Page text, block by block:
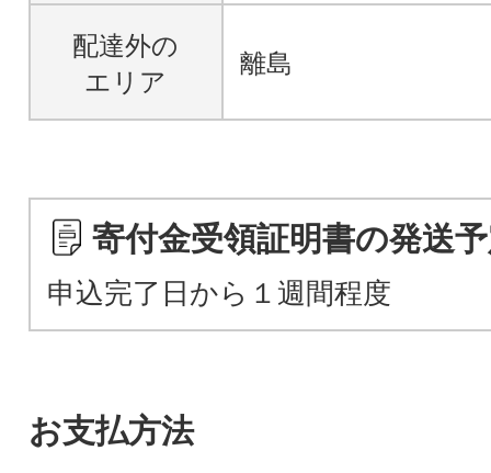
配達外の
エリア
離島
寄付金受領証明書の発送
申込完了日から１週間程度
お支払方法